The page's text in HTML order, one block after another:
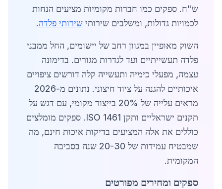
ש"ח. ספקים כמו חברות מקומיות מציעים הנחות
לכמויות גדולות, ומשלבים שירותי שירותי פלדה.
השוק מאופיין במגוון רחב של יישומים, החל ממבני
פלדה תעשייתיים ועד לגדרות מגורים. בדימונה
עצמה, מפעלי כימיה ותעשייה קלה דורשים ציפויים
איכותיים להגנה על ציוד חיצוני. נתונים מ-2026
מראים עלייה של 20% בייצור מקומי, עם דגש על
תקנים ישראליים ותקן ISO 1461. ספקים מומלצים
כוללים את אלה המציעים בדיקות איכות חינם, מה
שמבטיח עמידות של 20-30 שנה בסביבה
המקומית.
ספקים ומחירים מפורטים